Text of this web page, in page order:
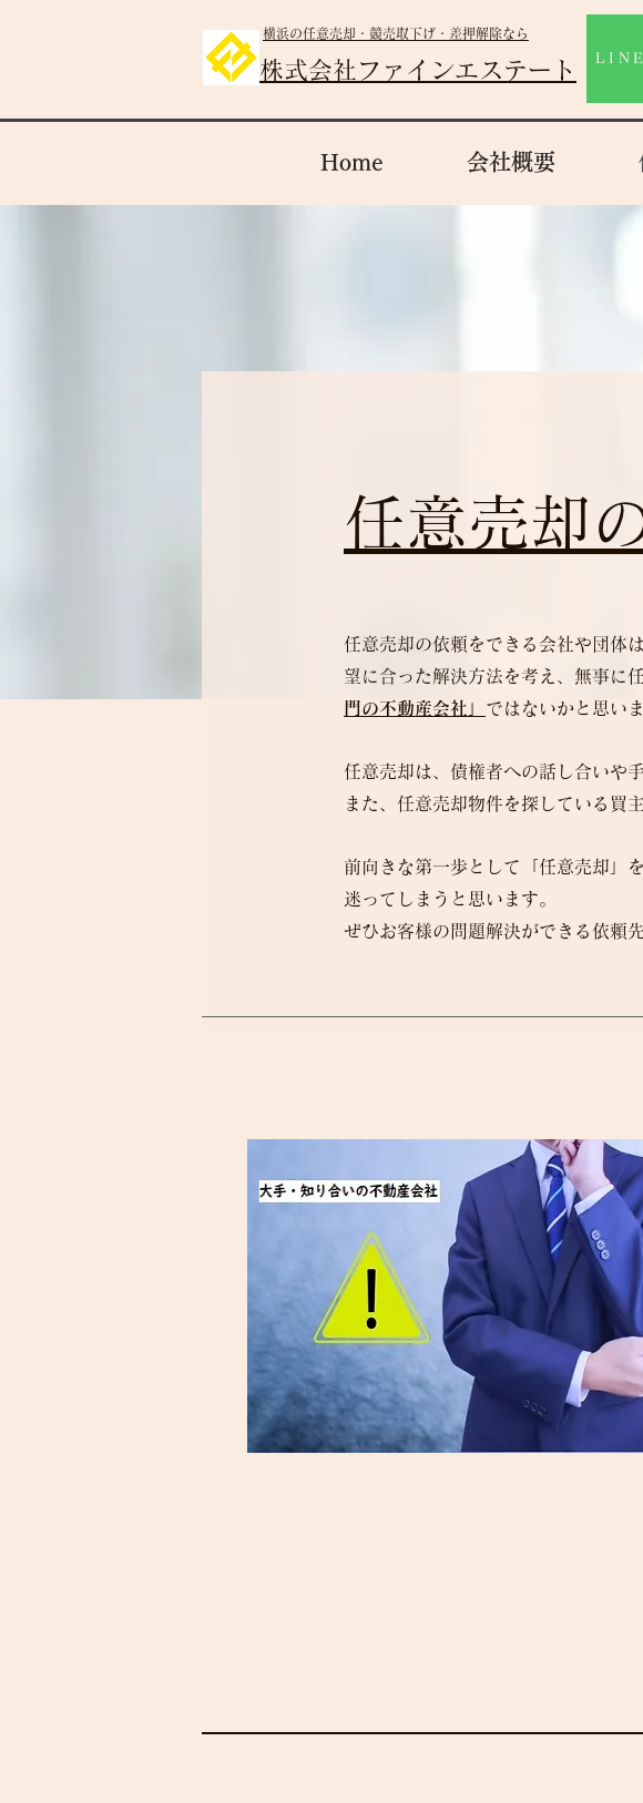
横浜の任意売却・競売取下げ・差押解除なら
株式会社ファインエステート LINE
Home 会社概要
任意売却
任意売却の依頼をできる会社や団体
望に合った解決方法を考え、無事に
門の不動産会社」 ではないかと思いま
任意売却は、債権者への話し合いや
また、任意売却物件を探している買
前向きな第一歩として「任意売却」
迷ってしまうと思います。
ぜひお客様の問題解決ができる依頼